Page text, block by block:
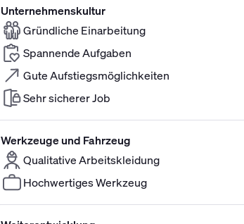
Unternehmenskultur
Gründliche Einarbeitung
Spannende Aufgaben
Gute Aufstiegsmöglichkeiten
Sehr sicherer Job
Werkzeuge und Fahrzeug
Qualitative Arbeitskleidung
Hochwertiges Werkzeug